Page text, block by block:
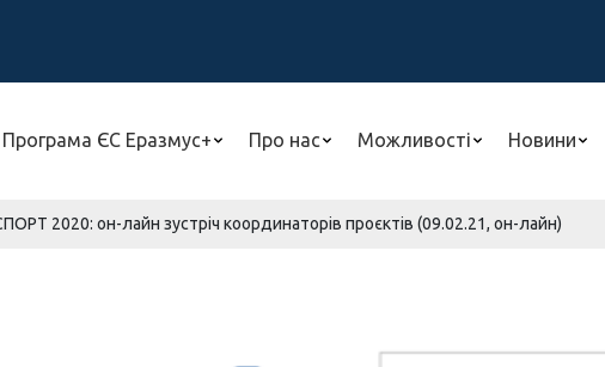
Програма ЄС Еразмус+ Про нас Можливості Новини
2020: он-лайн зустріч координаторів проєктів (09.02.21, он-лайн)